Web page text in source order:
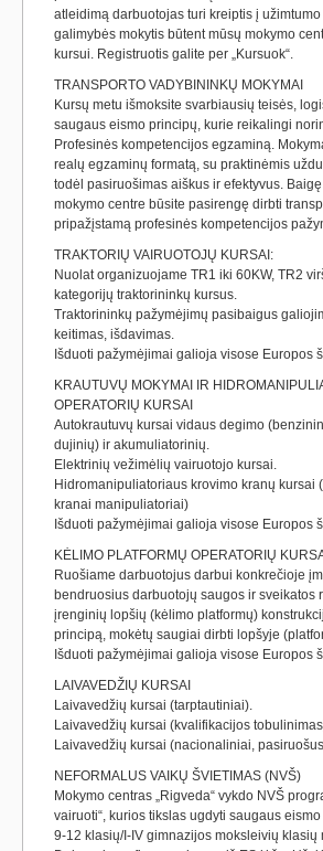
atleidimą darbuotojas turi kreiptis į užimtumo
galimybės mokytis būtent mūsų mokymo
kursui. Registruotis galite per „Kursuok“.
TRANSPORTO VADYBININKŲ MOKYMAI
Kursų metu išmoksite svarbiausių teisės,
saugaus eismo principų, kurie reikalingi
Profesinės kompetencijos egzaminą.
realų egzaminų formatą, su praktinėmis
todėl pasiruošimas aiškus ir efektyvus.
mokymo centre būsite pasirengę dirbti
pripažįstamą profesinės kompetencijos
TRAKTORIŲ VAIRUOTOJŲ KURSAI:
Nuolat organizuojame TR1 iki 60KW, TR2
kategorijų traktorininkų kursus.
Traktorininkų pažymėjimų pasibaigus
keitimas, išdavimas.
Išduoti pažymėjimai galioja visose Europos
KRAUTUVŲ MOKYMAI IR
OPERATORIŲ KURSAI
Autokrautuvų kursai vidaus degimo
dujinių) ir akumuliatorinių.
Elektrinių vežimėlių vairuotojo kursai.
Hidromanipuliatoriaus krovimo kranų kursai
kranai manipuliatoriai)
Išduoti pažymėjimai galioja visose Europos
KĖLIMO PLATFORMŲ OPERATORIŲ
Ruošiame darbuotojus darbui konkrečioje
bendruosius darbuotojų saugos ir sveikatos
įrenginių lopšių (kėlimo platformų)
principą, mokėtų saugiai dirbti lopšyje
Išduoti pažymėjimai galioja visose Europos
LAIVAVEDŽIŲ KURSAI
Laivavedžių kursai (tarptautiniai).
Laivavedžių kursai (kvalifikacijos
Laivavedžių kursai (nacionaliniai,
NEFORMALUS VAIKŲ ŠVIETIMAS (NVŠ)
Mokymo centras „Rigveda“ vykdo NVŠ
vairuoti“, kurios tikslas ugdyti saugaus
9-12 klasių/I-IV gimnazijos moksleivių klasių